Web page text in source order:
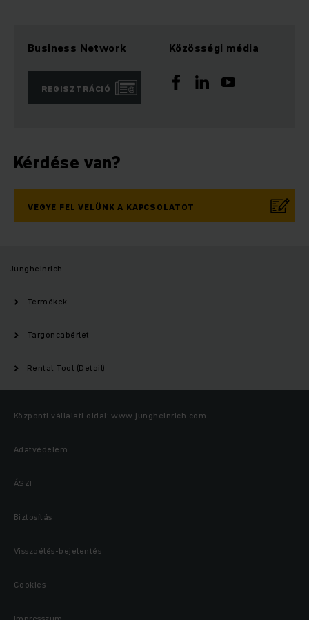
Business Network
REGISZTRÁCIÓ
Közösségi média
Kérdése van?
VEGYE FEL VELÜNK A KAPCSOLATOT
Jungheinrich
Termékek
Targoncabérlet
Rental Tool (Detail)
Központi vállalati oldal: www.jungheinrich.com
Adatvédelem
ÁSZF
Biztosítás
Visszaélés-bejelentés
Cookies